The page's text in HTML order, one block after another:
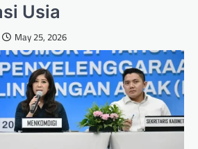
Usia
May 25, 2026